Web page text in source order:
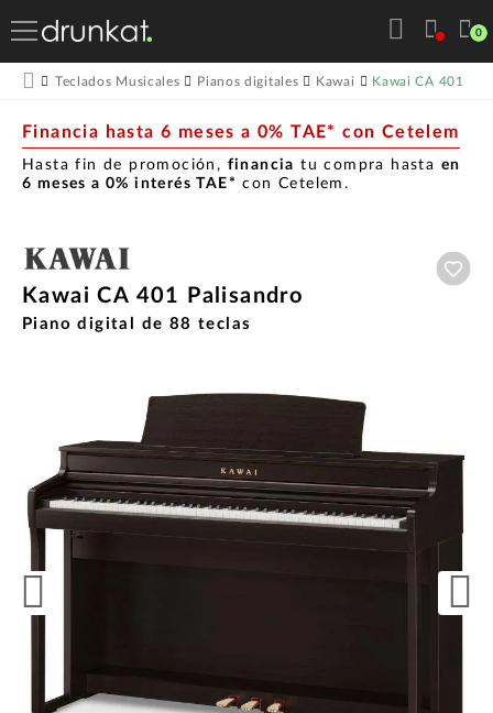
0
Teclados Musicales Pianos digitales Kawai Kawai CA 401
Financia hasta 6 meses a 0% TAE* con Cetelem
Hasta fin de promoción, financia tu compra hasta en
6 meses a 0% interés TAE* con Cetelem.
Kawai CA 401 Palisandro
Piano digital de 88 teclas